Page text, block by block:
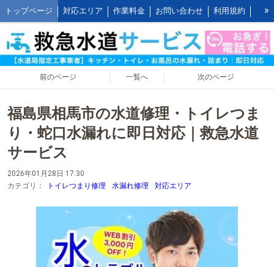
トップページ 対応エリア 作業料金 お問い合わせ 利用規約
水道修理の作業報告 水道修理の施工事例 よくあるご質問 FAQ
救水の水道修理ブログ お客様の声とご感想 WEB割引ご利用方法
公式LINEアカウント キッチンの作業料金
屋外の作業料金
»
前のページ 一覧へ 次のページ
福島県相馬市の水道修理・トイレつま
り・蛇口水漏れに即日対応｜救急水道
サービス
2026年01月28日 17:30
カテゴリ：
トイレつまり修理 水漏れ修理 対応エリア